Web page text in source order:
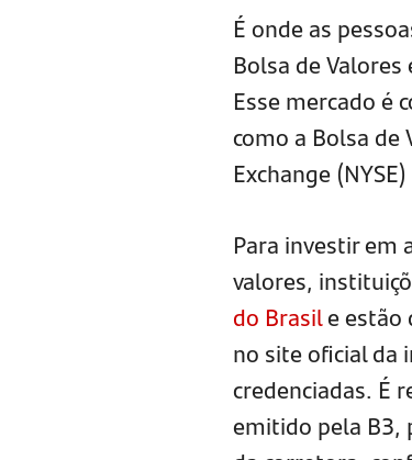
É onde as
Bolsa de
Esse mercado é
como a Bolsa de
Exchange
Para investir em
valores,
do Brasile estão
no site oficial da
credenciadas. É
emitido pela B3,